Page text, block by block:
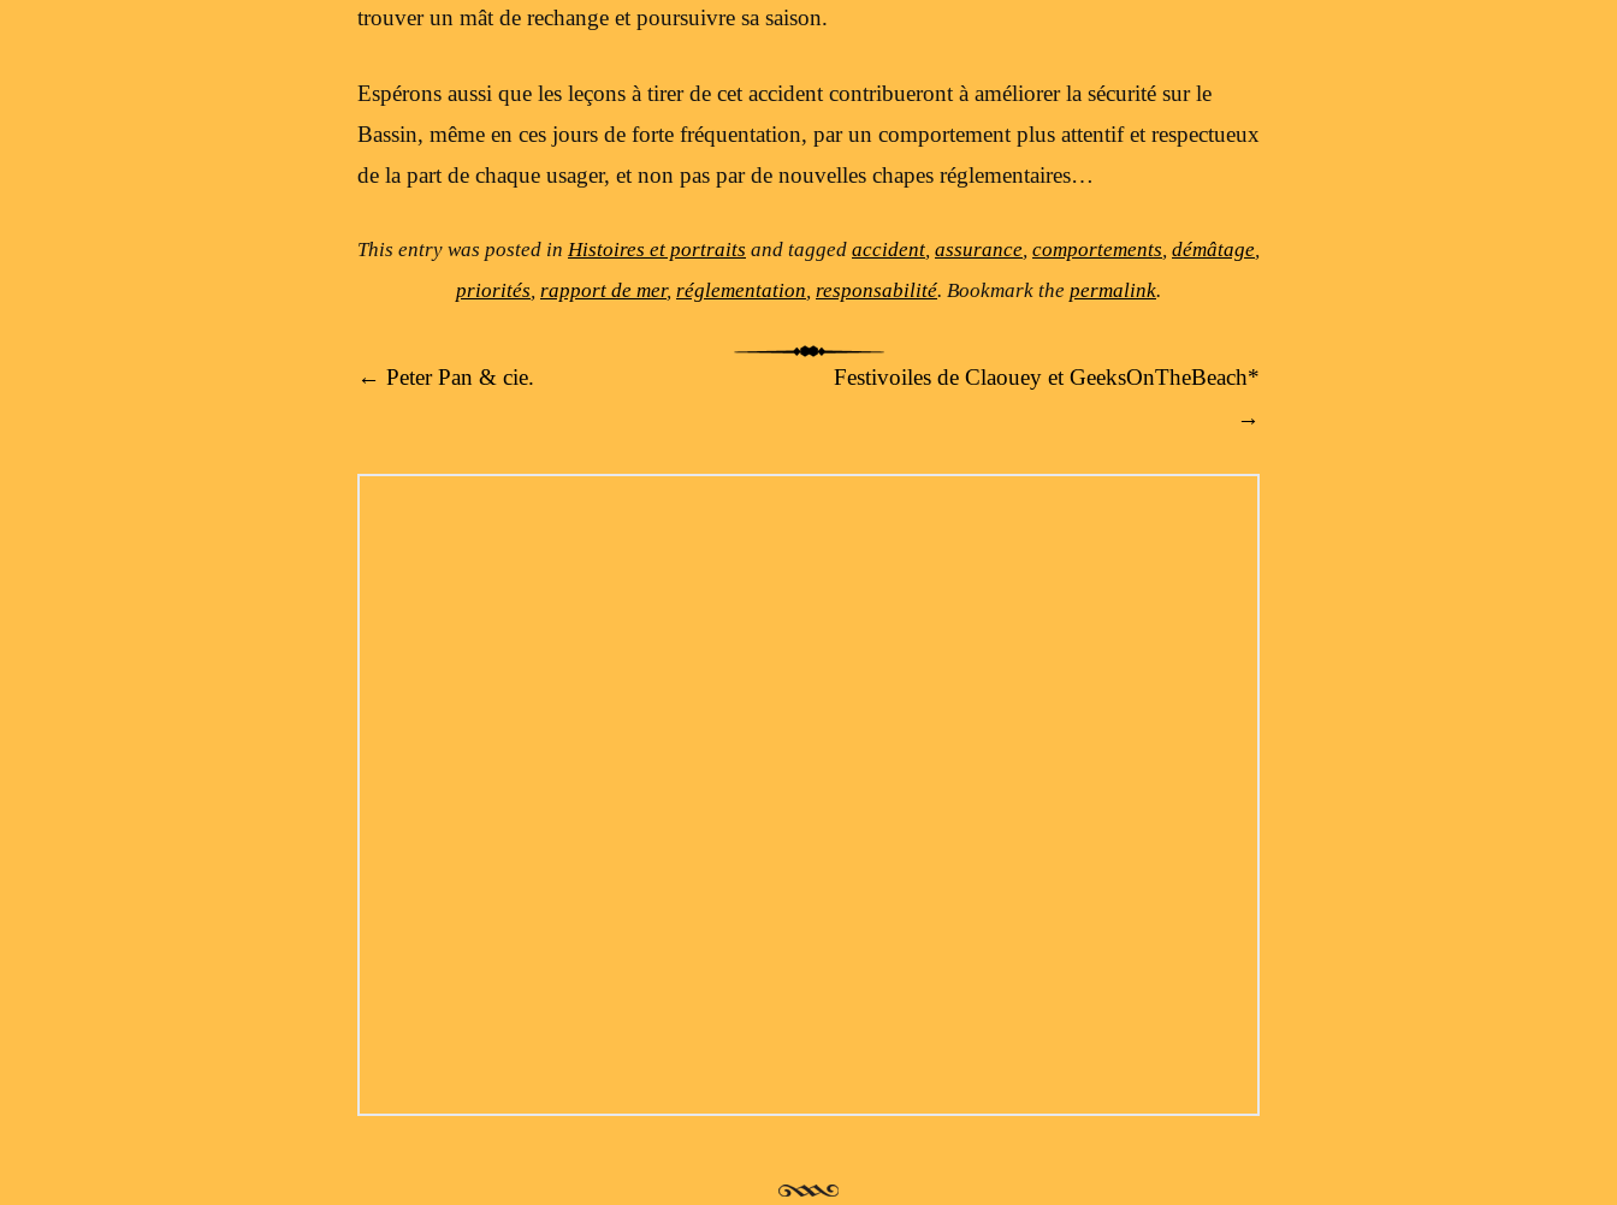
trouver un mât de rechange et poursuivre sa saison.
Espérons aussi que les leçons à tirer de cet accident contribueront à améliorer la sécurité sur le
Bassin, même en ces jours de forte fréquentation, par un comportement plus attentif et respectueux
de la part de chaque usager, et non pas par de nouvelles chapes réglementaires…
This entry was posted in Histoires et portraits and tagged accident, assurance, comportements, démâtage,
priorités, rapport de mer, réglementation, responsabilité. Bookmark the permalink.
Post navigation
← Peter Pan & cie.
Festivoiles de Claouey et GeeksOnTheBeach*
→